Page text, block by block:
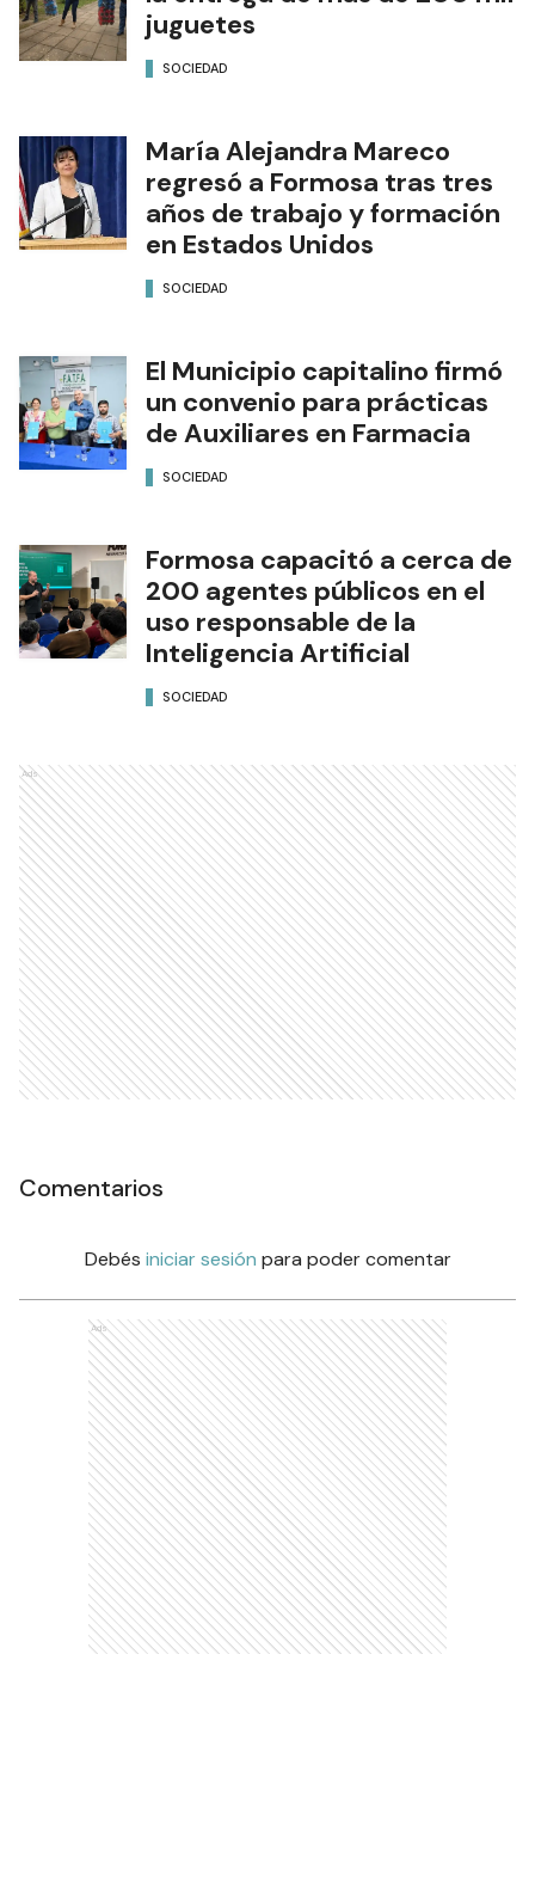
juguetes
SOCIEDAD
María Alejandra Mareco
regresó a Formosa tras tres
años de trabajo y formación
en Estados Unidos
SOCIEDAD
El Municipio capitalino firmó
un convenio para prácticas
de Auxiliares en Farmacia
SOCIEDAD
Formosa capacitó a cerca de
200 agentes públicos en el
uso responsable de la
Inteligencia Artificial
SOCIEDAD
Ads
Comentarios
Debés iniciar sesión para poder comentar
Ads